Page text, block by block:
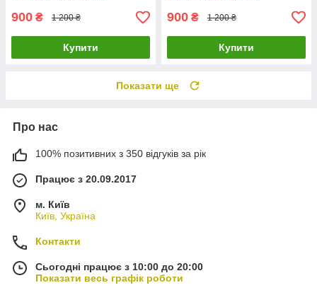
900 ₴ 1 200 ₴
Купити
900 ₴ 1 200 ₴
Купити
Показати ще
Про нас
100% позитивних з 350 відгуків за рік
Працює з 20.09.2017
м. Київ
Київ, Україна
Контакти
Сьогодні працює з 10:00 до 20:00
Показати весь графік роботи